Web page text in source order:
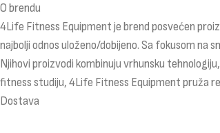
O brendu
4Life Fitness Equipment je brend posvećen
najbolji odnos uloženo/dobijeno. Sa fokusom
Njihovi proizvodi kombinuju vrhunsku
fitness studiju, 4Life Fitness Equipment pruža
Dostava